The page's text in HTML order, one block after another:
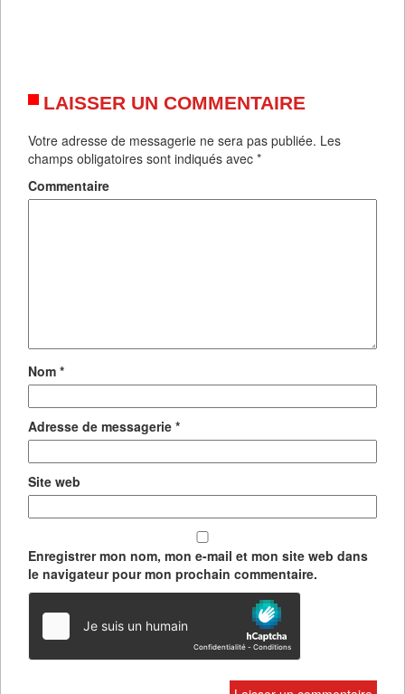
LAISSER UN COMMENTAIRE
Votre adresse de messagerie ne sera pas publiée. Les
champs obligatoires sont indiqués avec *
Commentaire
Nom *
Adresse de messagerie *
Site web
Enregistrer mon nom, mon e-mail et mon site web dans
le navigateur pour mon prochain commentaire.